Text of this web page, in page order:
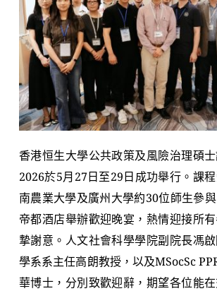
香港恒生大學公共政策及風險治理碩
2026於5月27日至29日成功舉行。課
南農業大學及廣州大學約30位師生參
帝都酒店舉辦歡迎晚宴，熱情迎接所
摯謝意。人文社會科學學院副院長馮
學系系主任高朗教授，以及MSocSc
華博士，分別致歡迎辭，期望各位能